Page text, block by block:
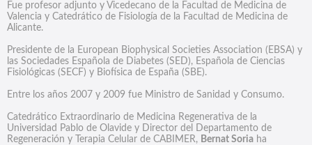
Fue profesor adjunto y Vicedecano de la Facultad de Medicina de
Valencia y Catedrático de Fisiología de la Facultad de Medicina de
Alicante.
Presidente de la European Biophysical Societies Association (EBSA) y
las Sociedades Española de Diabetes (SED), Española de Ciencias
Fisiológicas (SECF) y Biofísica de España (SBE).
Entre los años 2007 y 2009 fue Ministro de Sanidad y Consumo.
Catedrático Extraordinario de Medicina Regenerativa de la
Universidad Pablo de Olavide y Director del Departamento de
Regeneración y Terapia Celular de CABIMER, Bernat Soria ha